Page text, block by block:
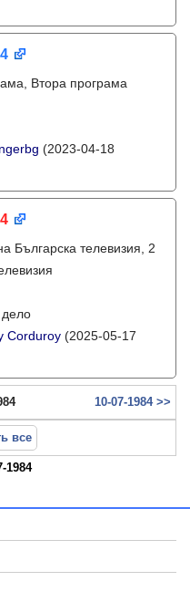
Втора програма
(2023-04-18
Българска телевизия, 2
дело
Corduroy (2025-05-17
10-07-1984 >>
все
1984